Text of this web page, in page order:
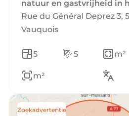
natuur en gastvrijheid in
van de Argonne
Rue du Général Deprez 3,
Vauquois
5 5 m²
m²
Zoekadvertentie